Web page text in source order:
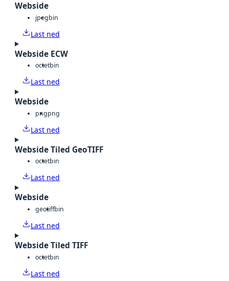
Webside
jpegbin
Last ned
Webside ECW
octetbin
Last ned
Webside
pngpng
Last ned
Webside Tiled GeoTIFF
octetbin
Last ned
Webside
geotiffbin
Last ned
Webside Tiled TIFF
octetbin
Last ned